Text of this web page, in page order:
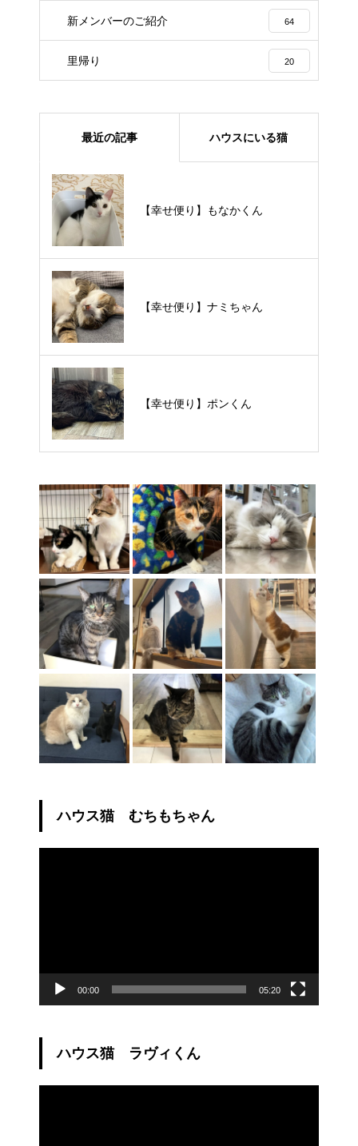
新メンバーのご紹介 64
里帰り 20
最近の記事 ハウスにいる猫
【幸せ便り】もなかくん
【幸せ便り】ナミちゃん
【幸せ便り】ポンくん
【里親様募集中】メメちゃん
【里親様募集中】スンスンちゃん
【里親様募集中】タルトくん
ハウス猫 むちもちゃん
00:00 05:20
ハウス猫 ラヴィくん